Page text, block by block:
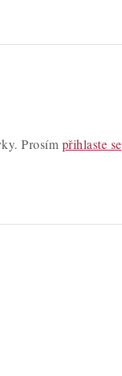
Prosím přihlaste se